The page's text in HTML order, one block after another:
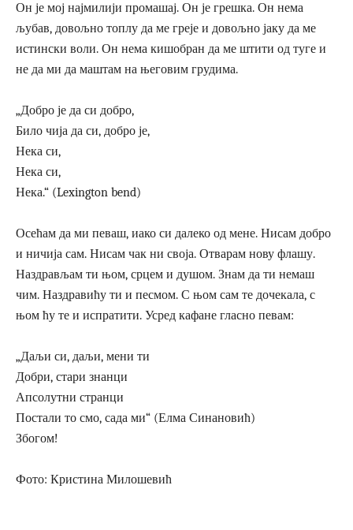
Он је мој најмилији промашај. Он је грешка. Он нема
љубав, довољно топлу да ме греје и довољно јаку да ме
истински воли. Он нема кишобран да ме штити од туге и
не да ми да маштам на његовим грудима.
„Добро је да си добро,
Било чија да си, добро је,
Нека си,
Нека си,
Нека.“ (Lexington bend)
Осећам да ми певаш, иако си далеко од мене. Нисам добро
и ничија сам. Нисам чак ни своја. Отварам нову флашу.
Наздрављам ти њом, срцем и душом. Знам да ти немаш
чим. Наздравићу ти и песмом. С њом сам те дочекала, с
њом ћу те и испратити. Усред кафане гласно певам:
„Даљи си, даљи, мени ти
Добри, стари знанци
Апсолутни странци
Постали то смо, сада ми“ (Елма Синановић)
Збогом!
Фото: Кристина Милошевић